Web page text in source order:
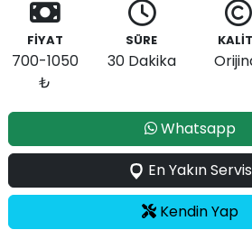
FİYAT
700-1050
₺
SÜRE
30 Dakika
Whatsapp
En Yakın Servis
Kendin Yap